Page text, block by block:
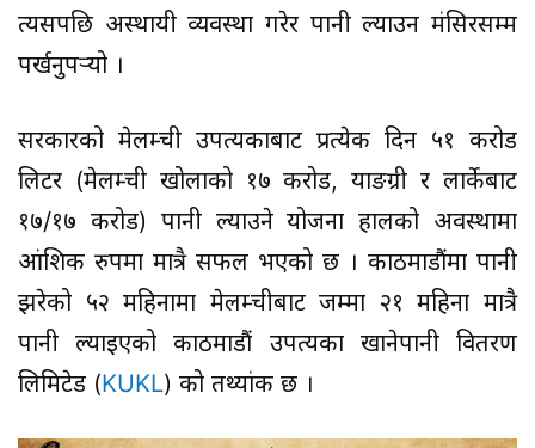
त्यसपछि अस्थायी व्यवस्था गरेर पानी ल्याउन मंसिरसम्म
पर्खनुपर्‍यो ।
सरकारको मेलम्ची उपत्यकाबाट प्रत्येक दिन ५१ करोड
लिटर (मेलम्ची खोलाको १७ करोड, याङग्री र लार्केबाट
१७/१७ करोड) पानी ल्याउने योजना हालको अवस्थामा
आंशिक रुपमा मात्रै सफल भएको छ । काठमाडौंमा पानी
झरेको ५२ महिनामा मेलम्चीबाट जम्मा २१ महिना मात्रै
पानी ल्याइएको काठमाडौं उपत्यका खानेपानी वितरण
लिमिटेड (KUKL) को तथ्यांक छ ।